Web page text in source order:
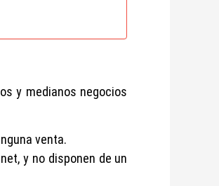
y medianos negocios
venta.
y no disponen de un